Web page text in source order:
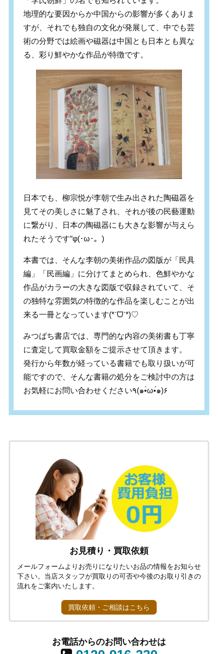
地理的な要因からか中国からの影響が多くありま
すが、それでも独自の文化が発展して、中でも芸
術の分野では絵画や磁器は中国とも日本とも異な
る、彩り鮮やかな作品が特徴です。
日本でも、柳宗悦が李朝で生み出された陶磁器を
見てその美しさに魅了され、それが後の民藝運動
に繋がり、日本の陶磁器にも大きな影響が与えら
れたそうです“φ(･ω･。)
本書では、そんな李朝の美術作品の図版が「民具
編」「民画編」に分けてまとめられ、色鮮やかな
作品がカラーの大きな図版で収録されていて、そ
の独特な雰囲気の特徴的な作品を楽しむことが出
来る一冊となっています(*ˊᗜˋ*)♡
みつばち書店では、専門的な内容の美術書も丁寧
に査定して買取金額をご提示させて頂きます。
発行から年数が経っている書籍でも取り扱いが可
能ですので、そんな書籍の処分をご検討中の方は
お気軽にお問い合わせください٩(๑•̀ω•́๑)۶
お見積り・買取依頼
メールフォームよりお売りになりたいお品の情報をお知らせ
下さい。当店スタッフが買取りの可否や今後のお取り引きの
流れをご案内いたします。
買取依頼・ご相談はこちら
お電話からのお問い合わせは